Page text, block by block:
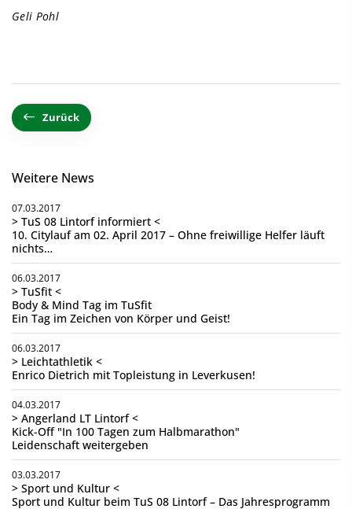
Geli Pohl
Zurück
Weitere News
07.03.2017
> TuS 08 Lintorf informiert <
10. Citylauf am 02. April 2017 – Ohne freiwillige Helfer läuft
nichts…
06.03.2017
> TuSfit <
Body & Mind Tag im TuSfit
Ein Tag im Zeichen von Körper und Geist!
06.03.2017
> Leichtathletik <
Enrico Dietrich mit Topleistung in Leverkusen!
04.03.2017
> Angerland LT Lintorf <
Kick-Off "In 100 Tagen zum Halbmarathon"
Leidenschaft weitergeben
03.03.2017
> Sport und Kultur <
Sport und Kultur beim TuS 08 Lintorf – Das Jahresprogramm